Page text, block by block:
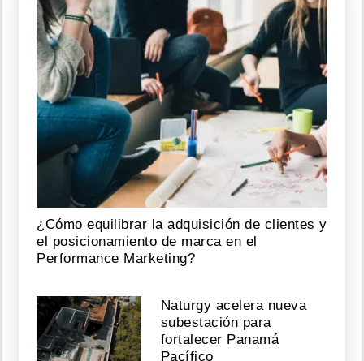
¿Cómo equilibrar la adquisición de clientes y
el posicionamiento de marca en el
Performance Marketing?
Naturgy acelera nueva
subestación para
fortalecer Panamá
Pacífico